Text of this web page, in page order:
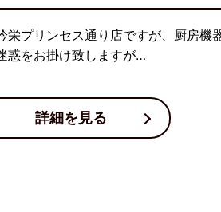
プリンセス通り店ですが、厨房機
惑をお掛け致しますが…
詳細を見る